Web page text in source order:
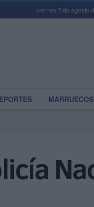
viernes 7 de agosto
MARRUECOS